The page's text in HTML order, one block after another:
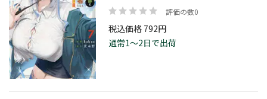
評価の数0
税込価格 792円
通常1～2日で出荷